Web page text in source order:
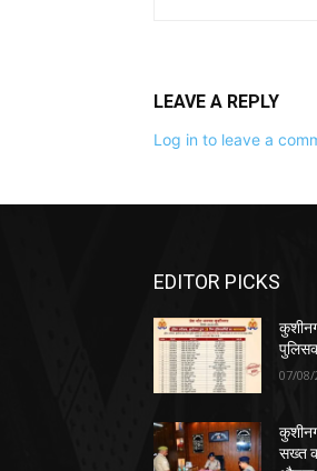
LEAVE A REPLY
Log in to leave a
EDITOR PICKS
07/08/
सख्त